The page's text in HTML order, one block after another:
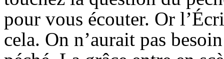
pour vous écouter. Or
cela. On n’aurait pas